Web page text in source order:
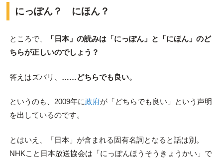
にっぽん？ にほん？
ところで、
「日本」の読みは「にっぽん」と「にほん」のど
ちらが正しいのでしょう？
答えはズバリ、 ……どちらでも良い。
というのも、2009年に政府が「どちらでも良い」という声明
を出しているのです。
とはいえ、「日本」が含まれる固有名詞となると話は別。
NHKこと日本放送協会は「にっぽんほうそうきょうかい」で